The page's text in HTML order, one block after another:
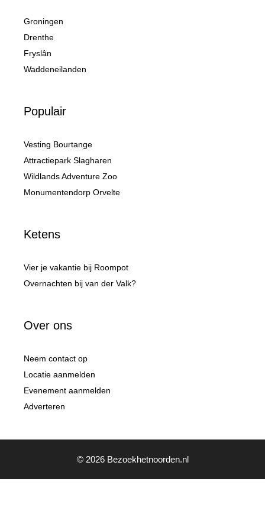
Groningen
Drenthe
Fryslân
Waddeneilanden
Populair
Vesting Bourtange
Attractiepark Slagharen
Wildlands Adventure Zoo
Monumentendorp Orvelte
Ketens
Vier je vakantie bij Roompot
Overnachten bij van der Valk?
Over ons
Neem contact op
Locatie aanmelden
Evenement aanmelden
Adverteren
© 2026 Bezoekhetnoorden.nl